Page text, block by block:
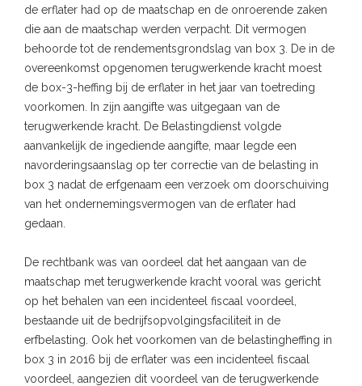
de erflater had op de maatschap en de onroerende zaken
die aan de maatschap werden verpacht. Dit vermogen
behoorde tot de rendementsgrondslag van box 3. De in de
overeenkomst opgenomen terugwerkende kracht moest
de box-3-heffing bij de erflater in het jaar van toetreding
voorkomen. In zijn aangifte was uitgegaan van de
terugwerkende kracht. De Belastingdienst volgde
aanvankelijk de ingediende aangifte, maar legde een
navorderingsaanslag op ter correctie van de belasting in
box 3 nadat de erfgenaam een verzoek om doorschuiving
van het ondernemingsvermogen van de erflater had
gedaan.
De rechtbank was van oordeel dat het aangaan van de
maatschap met terugwerkende kracht vooral was gericht
op het behalen van een incidenteel fiscaal voordeel,
bestaande uit de bedrijfsopvolgingsfaciliteit in de
erfbelasting. Ook het voorkomen van de belastingheffing in
box 3 in 2016 bij de erflater was een incidenteel fiscaal
voordeel, aangezien dit voordeel van de terugwerkende